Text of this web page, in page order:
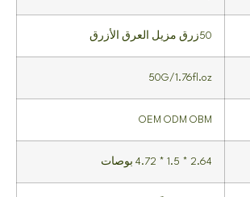
50زرق مزيل العرق الأزرق
50G/1.76fl.oz
OEM ODM OBM
2.64 * 1.5 * 4.72 بوصات